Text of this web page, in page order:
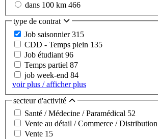
dans 100 km 466
type de contrat
Job saisonnier315
CDD - Temps plein 135
Job étudiant 96
Temps partiel 87
job week-end 84
voir plus / afficher plus
secteur d'activité
Santé / Médecine / Paramédical 52
Vente au détail / Commerce / Distribution
Vente 15